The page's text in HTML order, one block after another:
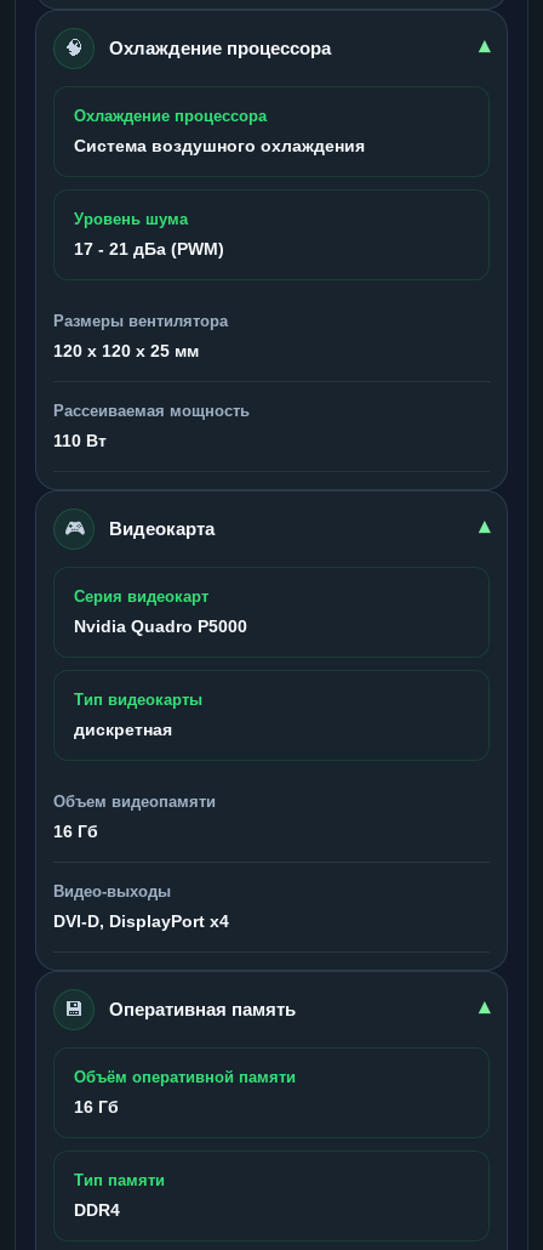
🧠 Охлаждение процессора ▾
Охлаждение процессора
Система воздушного охлаждения
Уровень шума
17 - 21 дБа (PWM)
Размеры вентилятора
120 x 120 x 25 мм
Рассеиваемая мощность
110 Вт
🎮 Видеокарта ▾
Серия видеокарт
Nvidia Quadro P5000
Тип видеокарты
дискретная
Объем видеопамяти
16 Гб
Видео-выходы
DVI-D, DisplayPort x4
💾 Оперативная память ▾
Объём оперативной памяти
16 Гб
Тип памяти
DDR4